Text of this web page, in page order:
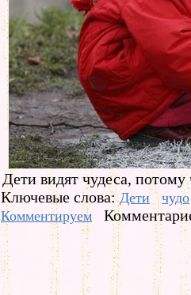
Дети видят чудеса,
Ключевые слова:Дети
чудо
Комментируем